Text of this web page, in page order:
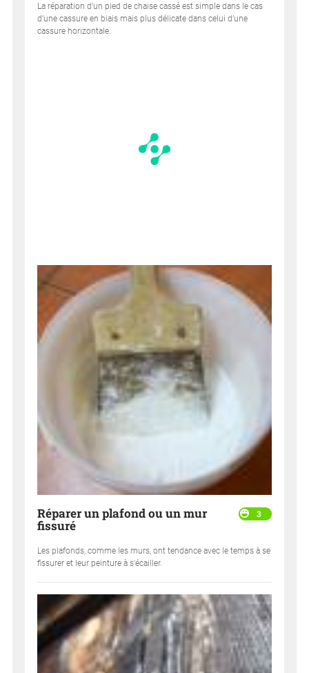
La réparation d’un pied de chaise cassé est simple dans le cas
d’une cassure en biais mais plus délicate dans celui d’une
cassure horizontale.
3
Réparer un plafond ou un mur
fissuré
Les plafonds, comme les murs, ont tendance avec le temps à se
fissurer et leur peinture à s'écailler.